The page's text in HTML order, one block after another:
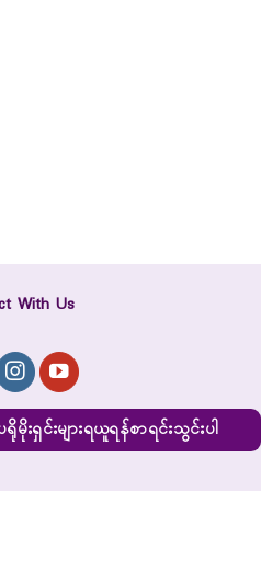
With Us
ရိုမိုးရှင်းများရယူရန်စာရင်းသွင်းပါ